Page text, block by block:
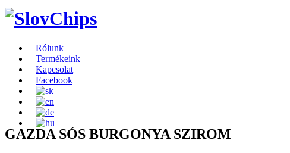
Rólunk
Termékeink
Kapcsolat
Facebook
GAZDA SÓS BURGONYA SZIROM